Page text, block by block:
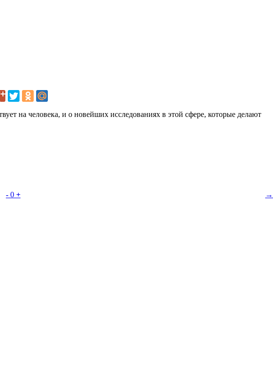
на человека, и о новейших исследованиях в этой сфере, которые делают
- 0 +
→